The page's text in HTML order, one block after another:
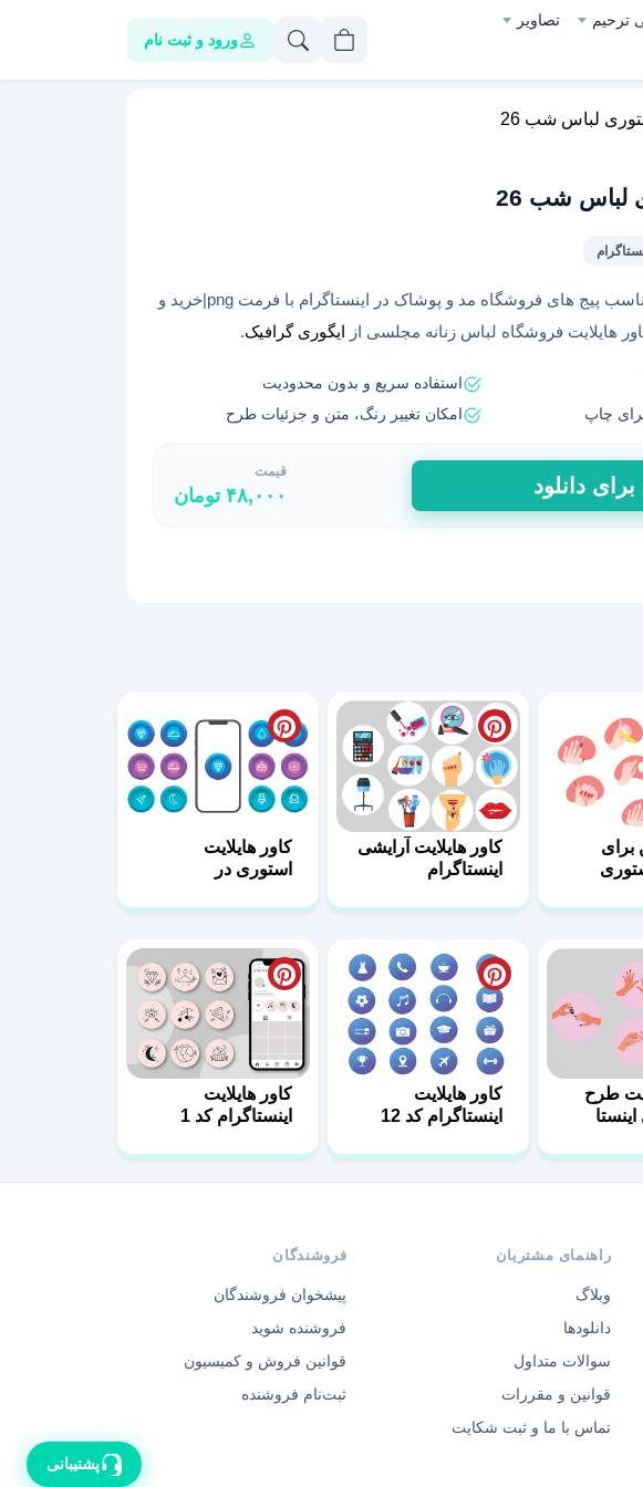
ترحیم تصاویر
ورود و ثبت نام
لباس شب 26
لباس شب 26
کاور خام هایلایت استوری مناسب پیج های فروشگاه مد و پوشاک در اینستاگرام با فرمت png|خرید و
هایلایت فروشگاه لباس زنانه مجلسی از
ایگوری گرافیک.
استفاده سریع و بدون محدودیت
چاپ
امکان تغییر رنگ، متن و جزئیات طرح
برای دانلود
قیمت
۴۸,۰۰۰ تومان
برای
کاور هایلایت آرایشی
اینستاگرام
کاور هایلایت
استوری در
طرح
کاور هایلایت
اینستاگرام کد 12
کاور هایلایت
اینستاگرام کد 1
راهنمای مشتریان
وبلاگ
دانلودها
سوالات متداول
قوانین و مقررات
تماس با ما و ثبت شکایت
فروشندگان
پیشخوان فروشندگان
فروشنده شوید
قوانین فروش و کمیسیون
ثبت‌نام فروشنده
پشتیبانی